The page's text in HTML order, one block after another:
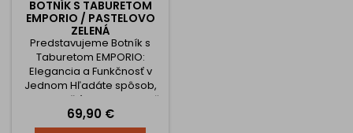
BOTNÍK S TABURETOM
EMPORIO / PASTELOVO
ZELENÁ
Predstavujeme Botník s
Taburetom EMPORIO:
Elegancia a Funkčnosť v
Jednom Hľadáte spôsob,
ako vylepšiť svoju predsieň
alebo šatník s dotykom
moderného luxusu? Botník
Cena
69,90 €